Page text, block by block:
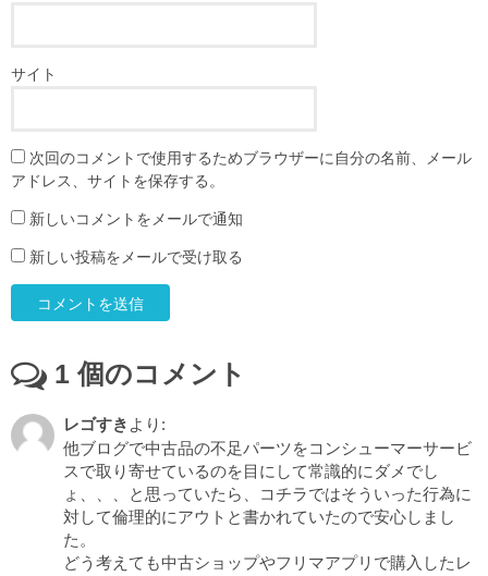
サイト
次回のコメントで使用するためブラウザーに自分の名前、メール
アドレス、サイトを保存する。
新しいコメントをメールで通知
新しい投稿をメールで受け取る
1 個のコメント
レゴすき より:
他ブログで中古品の不足パーツをコンシューマーサービ
スで取り寄せているのを目にして常識的にダメでし
ょ、、、と思っていたら、コチラではそういった行為に
対して倫理的にアウトと書かれていたので安心しまし
た。
どう考えても中古ショップやフリマアプリで購入したレ